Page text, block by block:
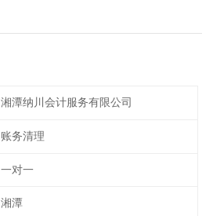
湘潭纳川会计服务有限公司
账务清理
一对一
湘潭